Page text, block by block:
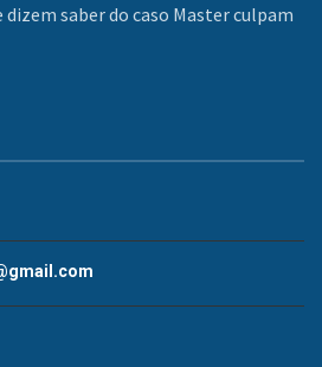
dizem saber do caso Master culpam